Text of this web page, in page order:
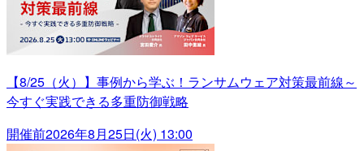
【8/25（火）】事例から学ぶ！ランサムウェア対策最前線～
今すぐ実践できる多重防御戦略
開催前2026年8月25日(火) 13:00